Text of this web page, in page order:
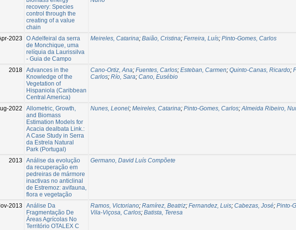
recovery: Species
control through the
creating of a value
chain
2023
O Adelfeiral da serra
de Monchique, uma
relíquia da Laurissilva
- Guia de Campo
Meireles, Catarina; Baião, Cristina; Ferreira, Luís; Pinto-Gomes, Carlos
2018 Advances in the
Knowledge of the
Vegetation of
Hispaniola (Caribbean
Central America)
Cano-Ortiz, Ana; Fuentes, Carlos; Esteban, Carmen; Quinto-Canas, Ricardo;
Carlos; Río, Sara; Cano, Eusébio
2022
Allometric, Growth,
and Biomass
Estimation Models for
Acacia dealbata Link.:
A Case Study in Serra
da Estrela Natural
Park (Portugal)
Nunes, Leonel; Meireles, Catarina; Pinto-Gomes, Carlos;Almeida Ribeiro,
2013
Análise da evolução
da recuperação em
pedreiras de mármore
inactivas no anticlinal
de Estremoz: avifauna,
flora e vegetação
Germano, David Luís Compõete
2013
Análise Da
Fragmentação De
Áreas Agrícolas No
Território OTALEX C
Ramos, Victoriano; Ramírez, Beatriz; Fernandez, Luis; Cabezas, José; Pinto-
Vila-Viçosa, Carlos; Batista, Teresa